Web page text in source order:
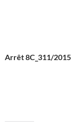
Arrêt 8C_311/